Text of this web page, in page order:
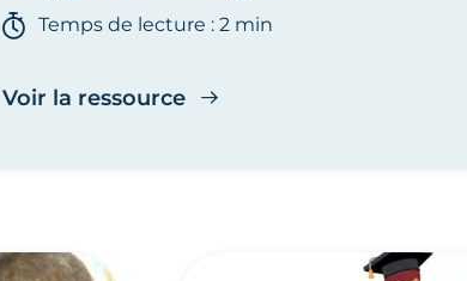
Temps de lecture : 2 min
Voir la ressource